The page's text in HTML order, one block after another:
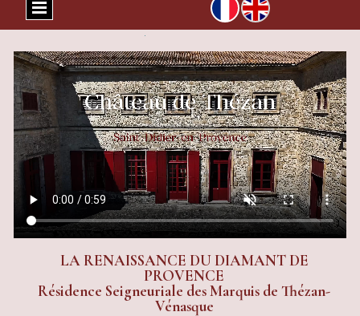
LA RENAISSANCE DU DIAMANT DE
PROVENCE
Résidence Seigneuriale des Marquis de Thézan-
Vénasque